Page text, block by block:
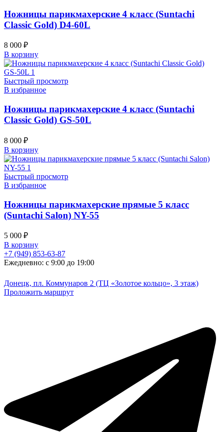
Ножницы парикмахерские 4 класс (Suntachi
Classic Gold) D4-60L
8 000 ₽
В корзину
Быстрый просмотр
В избранное
Ножницы парикмахерские 4 класс (Suntachi
Classic Gold) GS-50L
8 000 ₽
В корзину
Быстрый просмотр
В избранное
Ножницы парикмахерские прямые 5 класс
(Suntachi Salon) NY-55
5 000 ₽
В корзину
+7 (949) 853-63-87
Ежедневно: с 9:00 до 19:00
Донецк, пл. Коммунаров 2 (ТЦ «Золотое кольцо», 3 этаж)
Проложить маршрут